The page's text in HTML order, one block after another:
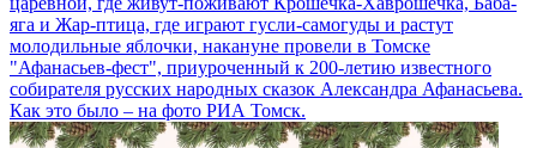
яга и Жар-птица, где играют гусли-самогуды и растут
молодильные яблочки, накануне провели в Томске
"Афанасьев-фест", приуроченный к 200-летию известного
собирателя русских народных сказок Александра Афанасьева.
Как это было – на фото РИА Томск.